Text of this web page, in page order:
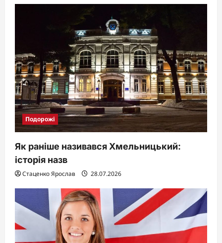
Подорожі
Як раніше називався Хмельницький:
історія назв
Стаценко Ярослав 28.07.2026